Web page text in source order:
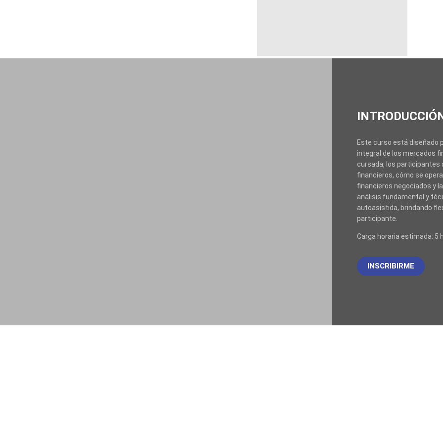
Este curso está diseñado
integral de los mercados
cursada, los participantes
financieros, cómo se
financieros negociados y
análisis fundamental y
autoasistida, brindando
participante.
Carga horaria estimada: 5
INSCRIBIRME